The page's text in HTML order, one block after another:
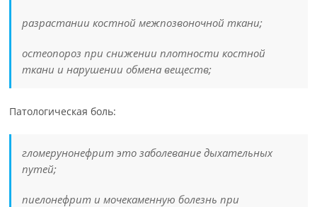
разрастании костной межпозвоночной ткани;
остеопороз при снижении плотности костной
ткани и нарушении обмена веществ;
Патологическая боль:
гломерунонефрит это заболевание дыхательных
путей;
пиелонефрит и мочекаменную болезнь при